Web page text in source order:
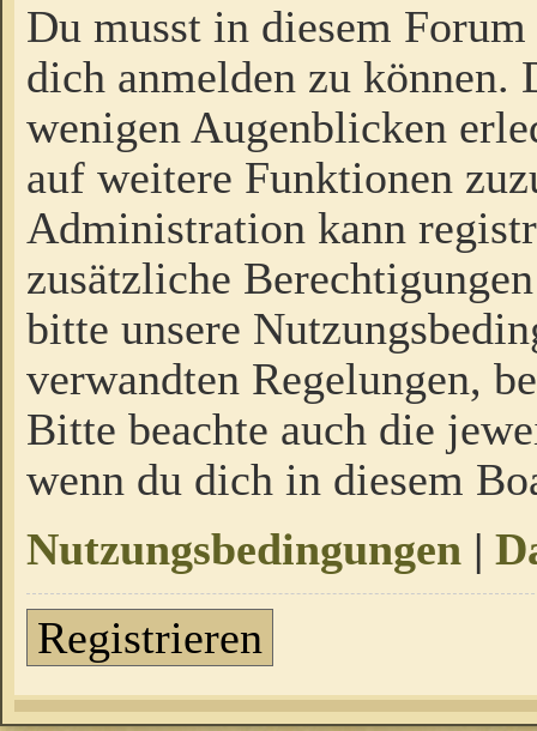
Du musst in diesem
dich anmelden zu
wenigen Augenblicken
auf weitere Funktionen
Administration kann
zusätzliche
bitte unsere
verwandten Regelungen,
Bitte beachte auch die
wenn du dich in diesem
Nutzungsbedingungen |
Registrieren